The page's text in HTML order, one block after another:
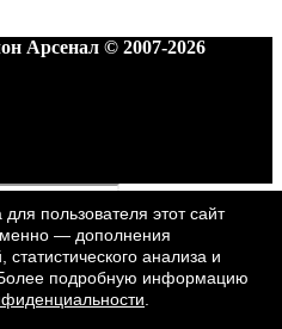
Арсенал © 2007-2026
пользователя этот сайт
— дополнения
анализа и
подробную информацию